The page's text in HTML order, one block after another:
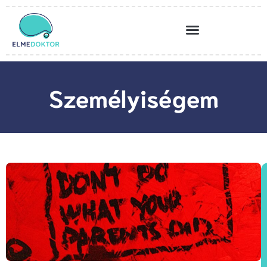
Személyiségem